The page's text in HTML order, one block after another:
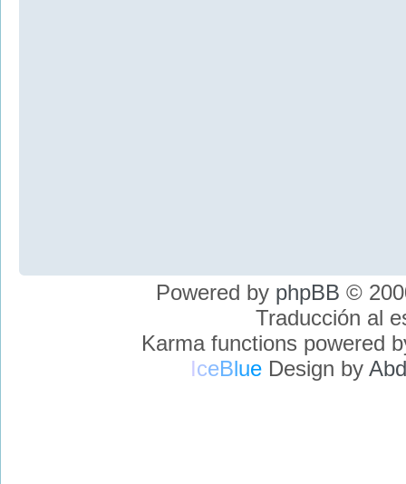
Powered by phpBB ©
Traducción al
Karma functions powered
IceBlueDesign by